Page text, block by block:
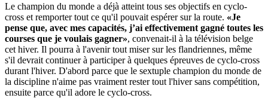
Le champion du monde a déjà atteint tous ses objectifs en cyclo-
cross et remporter tout ce qu'il pouvait espérer sur la route. «Je
pense que, avec mes capacités, j’ai effectivement gagné toutes les
courses que je voulais gagner», convenait-il à la télévision belge
cet hiver. Il pourra à l'avenir tout miser sur les flandriennes, même
s'il devrait continuer à participer à quelques épreuves de cyclo-cross
durant l'hiver. D'abord parce que le sextuple champion du monde de
la discipline n'aime pas vraiment rester tout l'hiver sans compétition,
ensuite parce qu'il adore le cyclo-cross.